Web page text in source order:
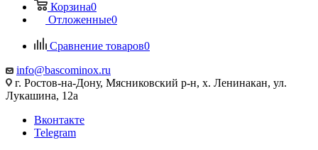
Корзина0
Отложенные0
Сравнение товаров0
info@bascominox.ru
г. Ростов-на-Дону, Мясниковский р-н, х. Ленинакан, ул.
Лукашина, 12а
Вконтакте
Telegram